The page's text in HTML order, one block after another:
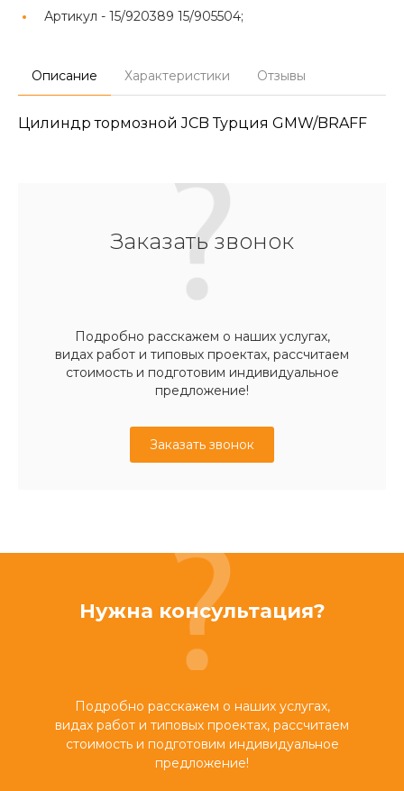
Артикул - 15/920389 15/905504;
Описание Характеристики Отзывы
Цилиндр тормозной JCB Турция GMW/BRAFF
Заказать звонок
Подробно расскажем о наших услугах,
видах работ и типовых проектах, рассчитаем
стоимость и подготовим индивидуальное
предложение!
Заказать звонок
Нужна консультация?
Подробно расскажем о наших услугах,
видах работ и типовых проектах, рассчитаем
стоимость и подготовим индивидуальное
предложение!